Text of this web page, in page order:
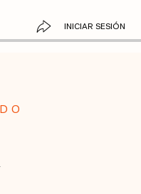
INICIAR SESIÓN